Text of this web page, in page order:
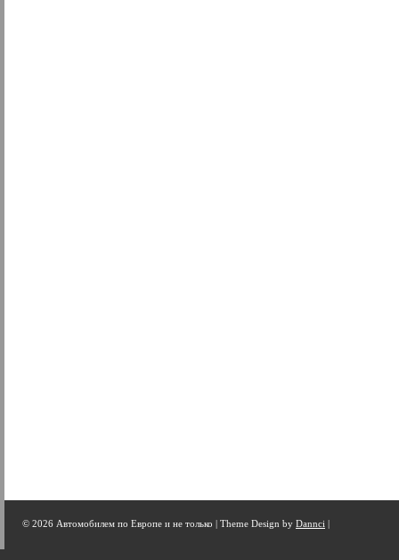
© 2026 Автомобилем по Европе и не только | Theme Design by Dannci |